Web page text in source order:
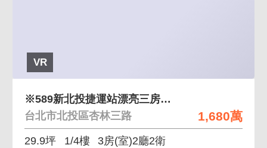
VR
1,680萬
※589新北投捷運站漂亮三房車庫超值一樓
台北市北投區杏林三路
29.9坪 1/4樓 3房(室)2廳2衛